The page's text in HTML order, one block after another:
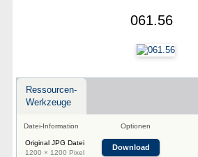
061.56
Ressourcen-
Werkzeuge
Datei-Information Optionen
Original JPG Datei
1200 × 1200 Pixel
Download